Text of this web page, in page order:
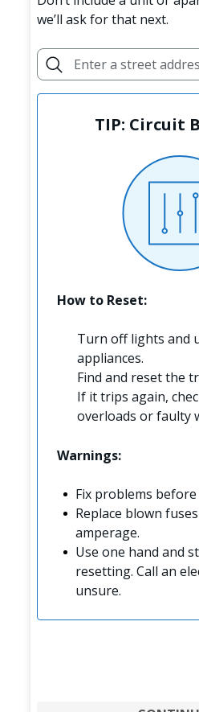
we’ll ask for that next.
TIP: Circuit
How to Reset:
Turn off lights and
appliances.
Find and reset the
If it trips again,
overloads or faulty
Warnings:
Fix problems
Replace blown
amperage.
Use one hand and
resetting. Call an
unsure.